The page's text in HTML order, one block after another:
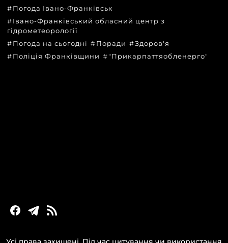
Погода Івано-Франківськ
Івано-Франківський обласний центр з
гідрометеорології
Погода на сьогодні
Поради
Здоров'я
Поліція Франківщини
"Прикарпаттяобленерго"